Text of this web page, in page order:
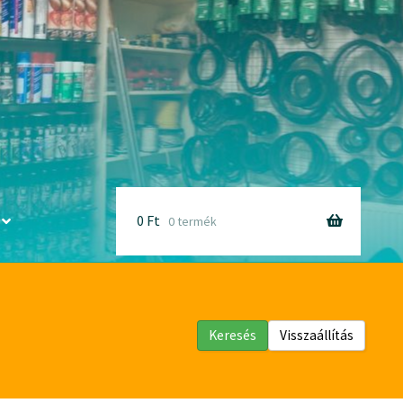
0 Ft 0 termék
Keresés Visszaállítás